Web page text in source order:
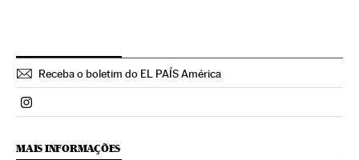
Receba o boletim do EL PAÍS América
Politica El País Brasil en Instagram
MAIS INFORMAÇÕES